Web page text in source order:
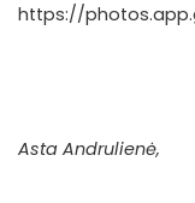
https://
Asta Andrulienė,